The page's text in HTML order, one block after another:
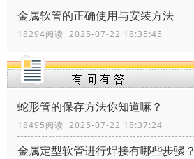
金属软管的正确使用与安装方法
18294阅读 2025-07-22 18:35:45
蛇形管的保存方法你知道嘛？
18495阅读 2025-07-22 18:37:24
金属定型软管进行焊接有哪些步骤？